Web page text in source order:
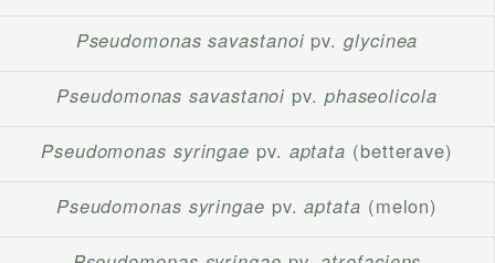
Pseudomonas savastanoi pv.glycinea
Pseudomonas savastanoi pv. phaseolicola
Pseudomonas syringae pv. aptata (betterave)
Pseudomonas syringae pv.aptata (melon)